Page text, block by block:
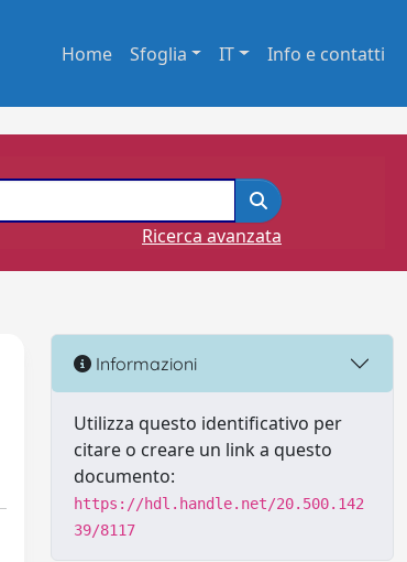
Home Sfoglia IT Info e contatti
Ricerca avanzata
Informazioni
Utilizza questo identificativo per
citare o creare un link a questo
documento:
https://hdl.handle.net/20.500.142
39/8117